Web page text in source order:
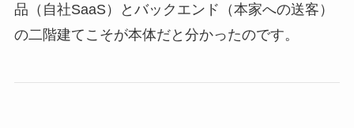
品（自社SaaS）とバックエンド（本家への送客）
の二階建てこそが本体だと分かったのです。